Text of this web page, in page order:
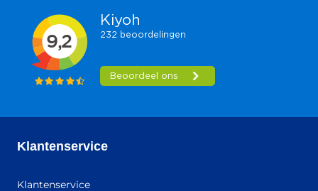
Klantenservice
Klantenservice